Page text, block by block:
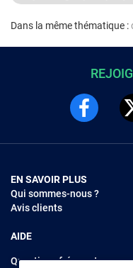
Dans la même thématique :
EN SAVOIR PLUS
Qui sommes-nous ?
Avis clients
AIDE
Questions fréquentes